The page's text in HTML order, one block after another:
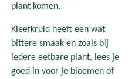
plant komen.
Kleefkruid heeft een wat
bittere smaak en zoals bij
iedere eetbare plant, lees je
goed in voor je bloemen of